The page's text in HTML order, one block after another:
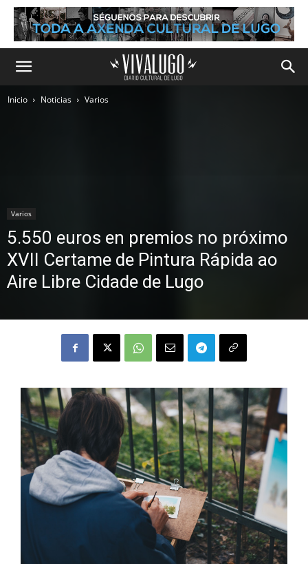
Inicio Noticias Varios
Varios
5.550 euros en premios no próximo
XVII Certame de Pintura Rápida ao
Aire Libre Cidade de Lugo